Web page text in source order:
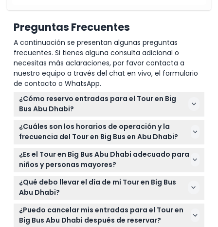
Preguntas Frecuentes
A continuación se presentan algunas preguntas
frecuentes. Si tienes alguna consulta adicional o
necesitas más aclaraciones, por favor contacta a
nuestro equipo a través del chat en vivo, el formulario
de contacto o WhatsApp.
¿Cómo reservo entradas para el Tour en Big
Bus Abu Dhabi?
Puedes reservar fácilmente tus entradas para el
Tour en Big Bus Abu Dhabi en línea aquí mismo en
este sitio web. Simplemente selecciona el tipo de
entrada y la fecha preferida para verificar
disponibilidad y confirmar tu reserva.
¿Cuáles son los horarios de operación y la
frecuencia del Tour en Big Bus en Abu Dhabi?
El Tour por la Ciudad (Ruta Roja) funciona
diariamente de 9:00 AM a 5:00 PM, con autobuses
llegando cada 30 a 40 minutos. El servicio de
traslado a la Gran Mezquita Sheikh Zayed (Ruta
Verde) opera diariamente de 10:00 AM a 4:30 PM,
cambios — por favor confirma al momento de la
reserva).
¿Es el Tour en Big Bus Abu Dhabi adecuado para
niños y personas mayores?
Sí, el tour es familiar y adecuado para todas las
edades, incluyendo niños y personas mayores. El
abandonar el tour en cualquier parada que se
adapte a tu ritmo.
¿Qué debo llevar el día de mi Tour en Big Bus
Abu Dhabi?
Lleva ropa cómoda, protector solar, gafas de sol y
un sombrero si planeas sentarte en la cubierta
¿Puedo cancelar mis entradas para el Tour en
Big Bus Abu Dhabi después de reservar?